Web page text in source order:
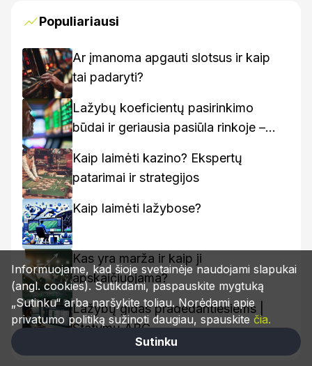
Populiariausi
Ar įmanoma apgauti slotsus ir kaip
tai padaryti?
Lažybų koeficientų pasirinkimo
būdai ir geriausia pasiūla rinkoje –
Kaip laimėti kazino? Ekspertų
patarimai ir strategijos
Kaip laimėti lažybose?
Kas yra marža ir kaip ji
apskaičiuojama?
Lažybų gidas pradedantiesiems |
Statymų ABC
Informuojame, kad šioje svetainėje naudojami slapukai
(angl. cookies). Sutikdami, paspauskite mygtuką
„Sutinku“ arba naršykite toliau. Norėdami apie
privatumo politiką sužinoti daugiau, spauskite čia.
Sutinku